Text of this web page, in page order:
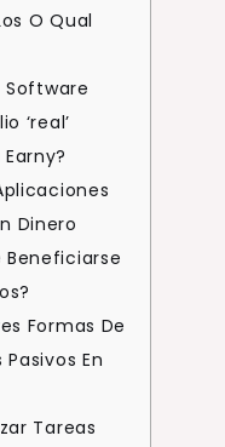
O Qual
Software
‘real’
Dinero
Beneficiarse
Formas De
En
Tareas